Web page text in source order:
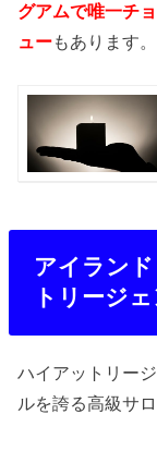
グアムで唯一チ
ューもあります。
アイラン
トリージ
ハイアットリー
ルを誇る高級サ